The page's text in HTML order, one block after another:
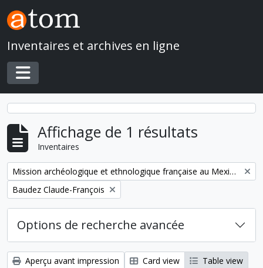
Skip to main content
Inventaires et archives en ligne
Toggle navigation
Affichage de 1 résultats
Inventaires
Remove filter:
Mission archéologique et ethnologique française au Mexique
Remove filter:
Baudez Claude-François
Options de recherche avancée
Aperçu avant impression Card view
Table view